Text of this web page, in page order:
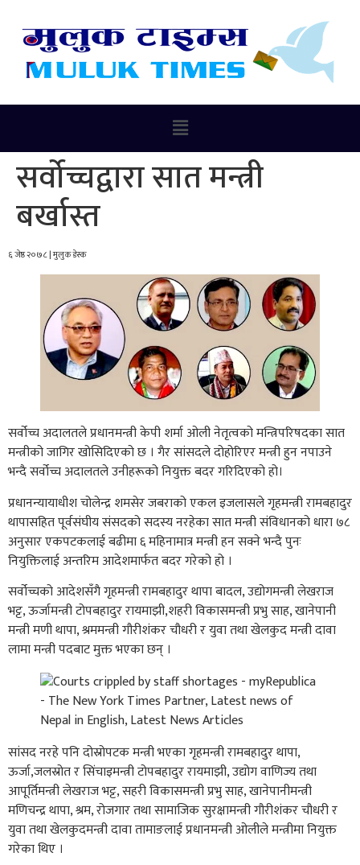
सर्वोच्चद्वारा सात मन्त्री
बर्खास्त
६ जेष्ठ २०७८ | मुलुक डेस्क
सर्वोच्च अदालतले प्रधानमन्त्री केपी शर्मा ओली नेतृत्वको मन्त्रिपरिषदका सात
मन्त्रीको जागिर खोसिदिएको छ । गैर सांसदले दोहोरिएर मन्त्री हुन नपाउने
भन्दै सर्वोच्च अदालतले उनीहरूको नियुक्त बदर गरिदिएको हो।
प्रधानन्यायाधीश चोलेन्द्र शमसेर जबराको एकल इजलासले गृहमन्त्री रामबहादुर
थापासहित पूर्वसंघीय संसदको सदस्य नरहेका सात मन्त्री संविधानको धारा ७८
अनुसार एकपटकलाई बढीमा ६ महिनामात्र मन्त्री हन सक्ने भन्दै पुनः
नियुक्तिलाई अन्तरिम आदेशमार्फत बदर गरेको हो ।
सर्वोच्चको आदेशसँगै गृहमन्त्री रामबहादुर थापा बादल, उद्योगमन्त्री लेखराज
भट्ट, ऊर्जामन्त्री टोपबहादुर रायमाझी,शहरी विकासमन्त्री प्रभु साह, खानेपानी
मन्त्री मणी थापा, श्रममन्त्री गौरीशंकर चौधरी र युवा तथा खेलकुद मन्त्री दावा
लामा मन्त्री पदबाट मुक्त भएका छन् ।
सांसद नरहे पनि दोस्रोपटक मन्त्री भएका गृहमन्त्री रामबहादुर थापा,
ऊर्जा,जलस्रोत र सिंचाइमन्त्री टोपबहादुर रायमाझी, उद्योग वाणिज्य तथा
आपूर्तिमन्त्री लेखराज भट्ट, सहरी विकासमन्त्री प्रभु साह, खानेपानीमन्त्री
मणिचन्द्र थापा, श्रम, रोजगार तथा सामाजिक सुरक्षामन्त्री गौरीशंकर चौधरी र
युवा तथा खेलकुदमन्त्री दावा तामाङलाई प्रधानमन्त्री ओलीले मन्त्रीमा नियुक्त
गरेका थिए ।